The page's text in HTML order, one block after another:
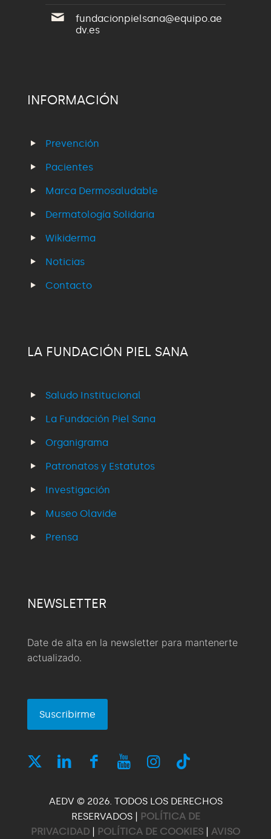
fundacionpielsana@equipo.ae
dv.es
INFORMACIÓN
Prevención
Pacientes
Marca Dermosaludable
Dermatología Solidaria
Wikiderma
Noticias
Contacto
LA FUNDACIÓN PIEL SANA
Saludo Institucional
La Fundación Piel Sana
Organigrama
Patronatos y Estatutos
Investigación
Museo Olavide
Prensa
NEWSLETTER
Date de alta en la newsletter para mantenerte
actualizado.
Suscribirme
AEDV © 2026. TODOS LOS DERECHOS
RESERVADOS | POLÍTICA DE
PRIVACIDAD | POLÍTICA DE COOKIES | AVISO